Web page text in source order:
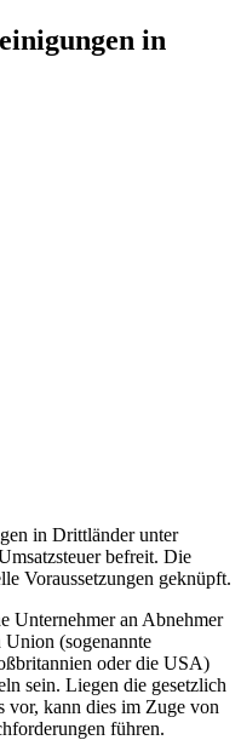
in
in Drittländer unter
befreit. Die
Voraussetzungen geknüpft.
Unternehmer an Abnehmer
Union (sogenannte
oder die USA)
sein. Liegen die gesetzlich
vor, kann dies im Zuge von
führen.